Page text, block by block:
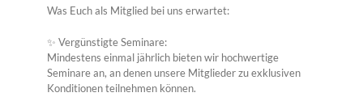
Was Euch als Mitglied bei uns erwartet:
✨ Vergünstigte Seminare:
Mindestens einmal jährlich bieten wir hochwertige
Seminare an, an denen unsere Mitglieder zu exklusiven
Konditionen teilnehmen können.